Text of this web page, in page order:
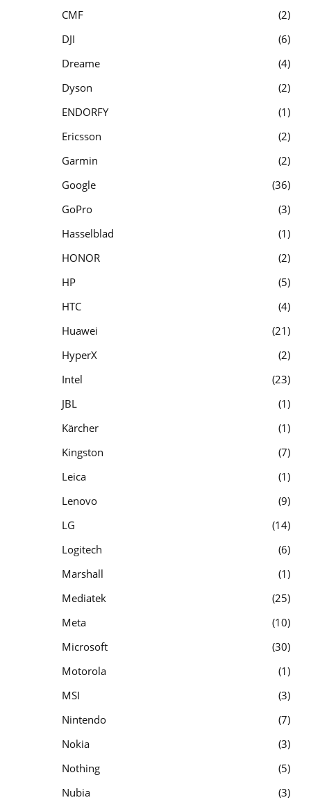
CMF
2
DJI
6
Dreame
4
Dyson
2
ENDORFY
1
Ericsson
2
Garmin
2
Google
36
GoPro
3
Hasselblad
1
HONOR
2
HP
5
HTC
4
Huawei
21
HyperX
2
Intel
23
JBL
1
Kärcher
1
Kingston
7
Leica
1
Lenovo
9
LG
14
Logitech
6
Marshall
1
Mediatek
25
Meta
10
Microsoft
30
Motorola
1
MSI
3
Nintendo
7
Nokia
3
Nothing
5
Nubia
3